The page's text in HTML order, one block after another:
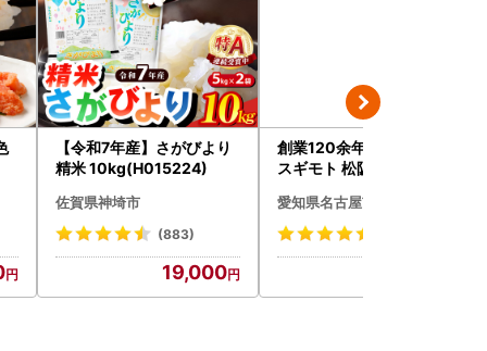
【令和7年産】さがびより
精米 10kg(H015224)
佐賀県神埼市
(883)
19,000
創業120余年 老舗精肉店
スギモト 松阪牛入り 煮込
惣菜 お取り寄せ グルメ ハ
ンバーグ 冷凍
愛知県名古屋市